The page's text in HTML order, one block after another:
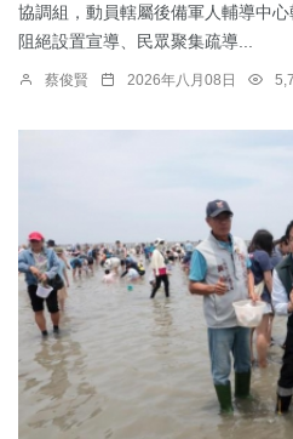
協調組，動員轄屬後備軍人輔導中
阻絕設置宣導、民眾聚集疏導...
蔡俊賢 2026年八月08日